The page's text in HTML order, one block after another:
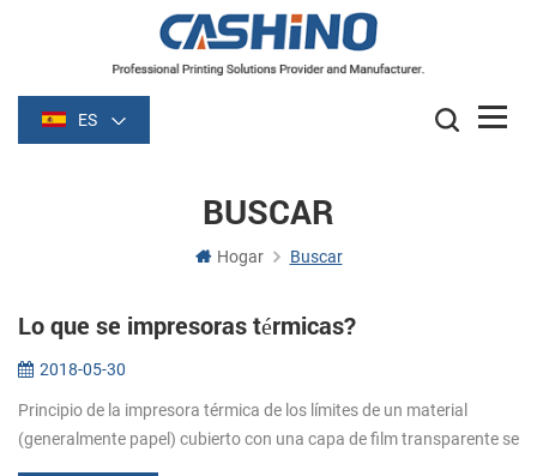
ES
BUSCAR
Hogar Buscar
Lo que se impresoras térmicas?
2018-05-30
Principio de la impresora térmica de los límites de un material
(generalmente papel) cubierto con una capa de film transparente se